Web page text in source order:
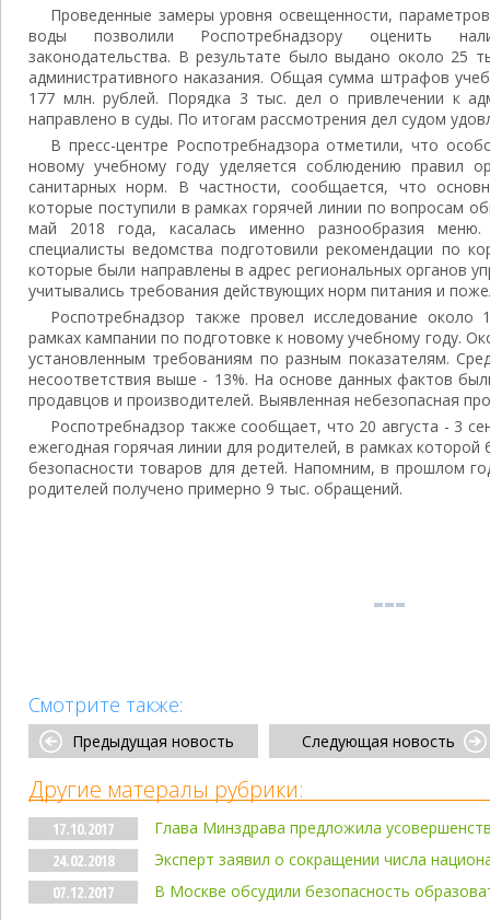
Проведенные замеры уровня освещенности,
воды позволили Роспотребнадзору оценить
законодательства. В результате было выдано около 25
административного наказания. Общая сумма штрафов
177 млн. рублей. Порядка 3 тыс. дел о привлечении к
направлено в суды. По итогам рассмотрения дел судом
В пресс-центре Роспотребнадзора отметили, что
новому учебному году уделяется соблюдению правил
санитарных норм. В частности, сообщается, что
которые поступили в рамках горячей линии по вопросам
май 2018 года, касалась именно разнообразия
специалисты ведомства подготовили рекомендации по
которые были направлены в адрес региональных органов
учитывались требования действующих норм питания и
Роспотребнадзор также провел исследование
рамках кампании по подготовке к новому учебному году.
установленным требованиям по разным показателям.
несоответствия выше - 13%. На основе данных фактов
продавцов и производителей. Выявленная небезопасная
Роспотребнадзор также сообщает, что 20 августа - 3
ежегодная горячая линии для родителей, в рамках
безопасности товаров для детей. Напомним, в прошлом
родителей получено примерно 9 тыс. обращений.
Смотрите также:
Предыдущая новость Следующая новость
Другие матералы рубрики:
17.10.2017
Глава Минздрава предложила
24.02.2018
Эксперт заявил о сокращении числа
07.12.2017
В Москве обсудили безопасность